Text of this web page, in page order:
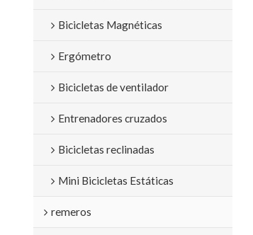
Bicicletas Magnéticas
Ergómetro
Bicicletas de ventilador
Entrenadores cruzados
Bicicletas reclinadas
Mini Bicicletas Estáticas
remeros